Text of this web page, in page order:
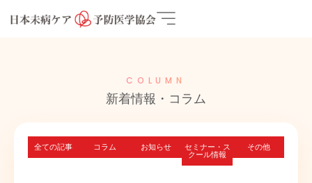
COLUMN
新着情報・コラム
全ての記事 コラム お知らせ セミナー・ス
クール情報
その他